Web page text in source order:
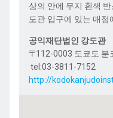
상의 안에 무지 흰색
도관 입구에 있는 매점
공익재단법인 강도관
〒112-0003 도쿄도
tel:03-3811-7152
http://